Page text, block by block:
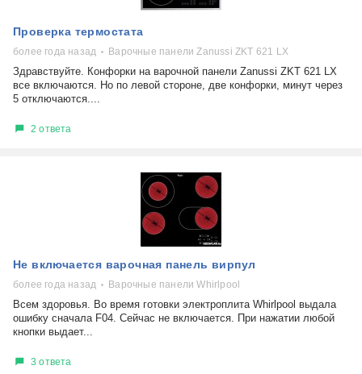
Проверка термостата
более года назад Варочные панели Zanussi ZKT 621 LX
Здравствуйте. Конфорки на варочной панели Zanussi ZKT 621 LX
все включаются. Но по левой стороне, две конфорки, минут через
5 отключаются....
2 ответа
Не включается варочная панель вирпул
более года назад Варочные панели Whirlpool
Всем здоровья. Во время готовки электроплита Whirlpool выдала
ошибку сначала F04. Сейчас не включается. При нажатии любой
кнопки выдает...
3 ответа